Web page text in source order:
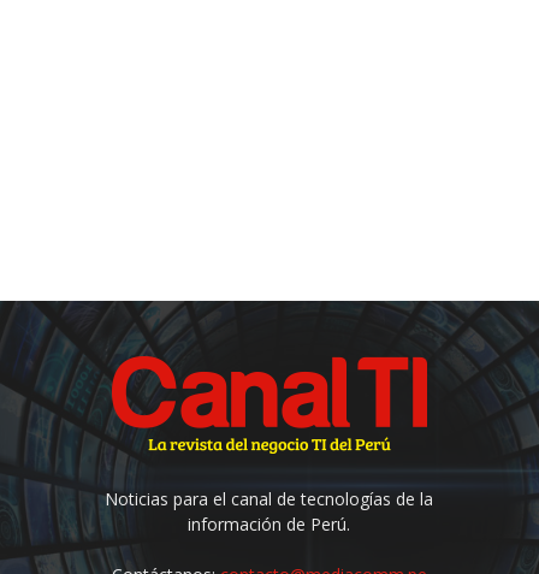
Noticias para el canal de tecnologías de la
información de Perú.